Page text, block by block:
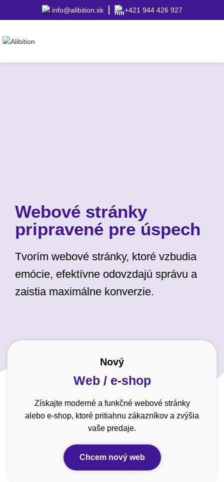
info@alibition.sk +421 944 426 927
Webové stránky
pripravené pre úspech
Tvorím webové stránky, ktoré vzbudia
emócie, efektívne odovzdajú správu a
zaistia maximálne konverzie.
Nový
Web / e-shop
Získajte moderné a funkčné webové stránky
alebo e-shop, ktoré pritiahnu zákazníkov a zvýšia
vaše predaje.
Chcem nový web